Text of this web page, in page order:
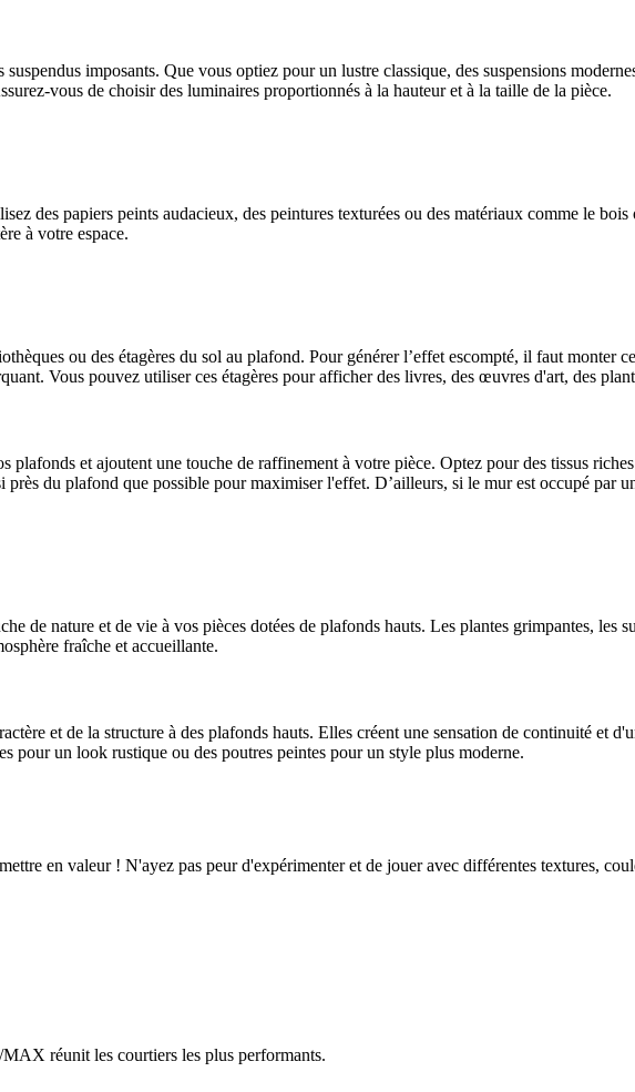
imposants. Que vous optiez pour un lustre classique, des suspensions
vous de choisir des luminaires proportionnés à la hauteur et à la taille de la pièce.
des papiers peints audacieux, des peintures texturées ou des matériaux comme le
à votre espace.
ou des étagères du sol au plafond. Pour générer l’effet escompté, il faut monter
Vous pouvez utiliser ces étagères pour afficher des livres, des œuvres d'art, des
et ajoutent une touche de raffinement à votre pièce. Optez pour des tissus
du plafond que possible pour maximiser l'effet. D’ailleurs, si le mur est occupé par
de nature et de vie à vos pièces dotées de plafonds hauts. Les plantes grimpantes, les
fraîche et accueillante.
et de la structure à des plafonds hauts. Elles créent une sensation de continuité et
pour un look rustique ou des poutres peintes pour un style plus moderne.
en valeur ! N'ayez pas peur d'expérimenter et de jouer avec différentes textures,
réunit les courtiers les plus performants.